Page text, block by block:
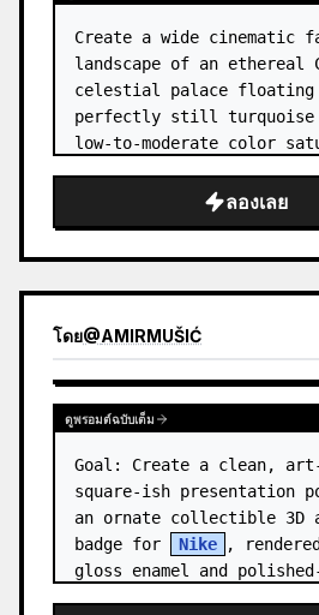
Create a wide cinematic
landscape of an ethereal
celestial palace floating
perfectly still turquoise
low-to-moderate color
composition on an
and pale a…
ลองเลย
โดย@AMIRMUŠIĆ
ดูพรอมต์ฉบับเต็ม
Goal: Create a clean,
square-ish presentation
an ornate collectible 3D
badge for
Nike
,
gloss enamel and